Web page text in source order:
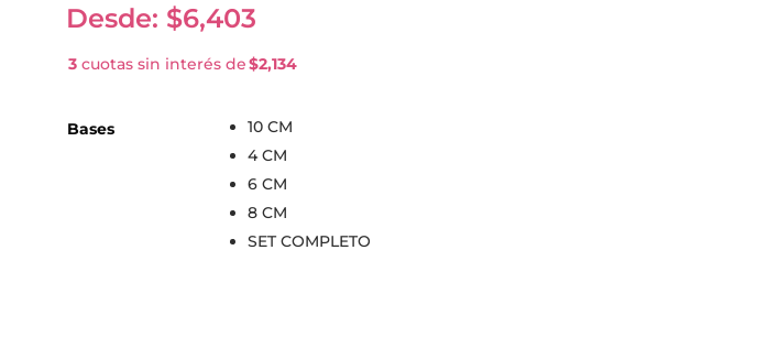
Desde: $6,403
3cuotas sin interés de$2,134
Bases
10 CM
4 CM
6 CM
8 CM
SET COMPLETO